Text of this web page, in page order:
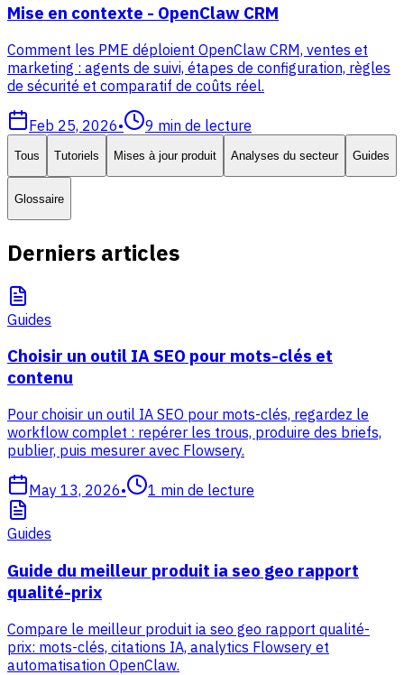
Mise en contexte - OpenClaw CRM
Comment les PME déploient OpenClaw CRM, ventes et
marketing : agents de suivi, étapes de configuration, règles
de sécurité et comparatif de coûts réel.
Feb 25, 2026• 9 min de lecture
Tous Tutoriels Mises à jour produit Analyses du secteur Guides
Glossaire
Derniers articles
Guides
Choisir un outil IA SEO pour mots-clés et
contenu
Pour choisir un outil IA SEO pour mots-clés, regardez le
workflow complet : repérer les trous, produire des briefs,
publier, puis mesurer avec Flowsery.
May 13, 2026• 1 min de lecture
Guides
Guide du meilleur produit ia seo geo rapport
qualité-prix
Compare le meilleur produit ia seo geo rapport qualité-
prix: mots-clés, citations IA, analytics Flowsery et
automatisation OpenClaw.